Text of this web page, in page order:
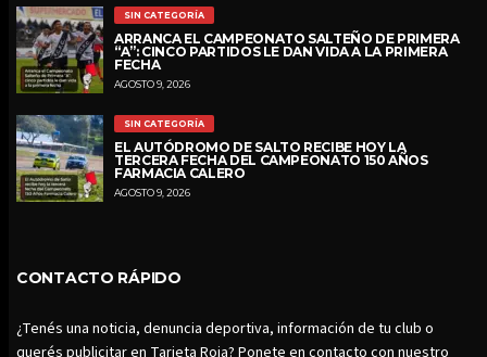
SIN CATEGORÍA
ARRANCA EL CAMPEONATO SALTEÑO DE PRIMERA
“A”: CINCO PARTIDOS LE DAN VIDA A LA PRIMERA
FECHA
AGOSTO 9, 2026
SIN CATEGORÍA
EL AUTÓDROMO DE SALTO RECIBE HOY LA
TERCERA FECHA DEL CAMPEONATO 150 AÑOS
FARMACIA CALERO
AGOSTO 9, 2026
CONTACTO RÁPIDO
¿Tenés una noticia, denuncia deportiva, información de tu club o
querés publicitar en Tarjeta Roja? Ponete en contacto con nuestro